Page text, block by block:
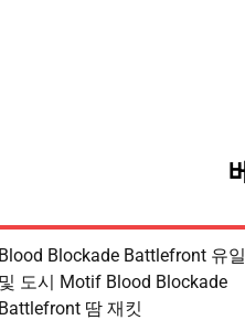
Blood Blockade Battlefront 유
및 도시 Motif Blood Blockade
Battlefront 땀 재킷